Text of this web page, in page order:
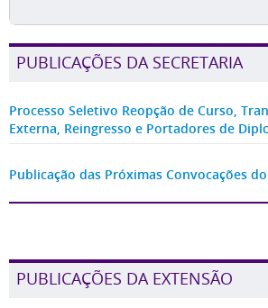
PUBLICAÇÕES DA SECRETARIA
Processo Seletivo Reopção de Curso,
Externa, Reingresso e Portadores de
Publicação das Próximas Convocações do
PUBLICAÇÕES DA EXTENSÃO